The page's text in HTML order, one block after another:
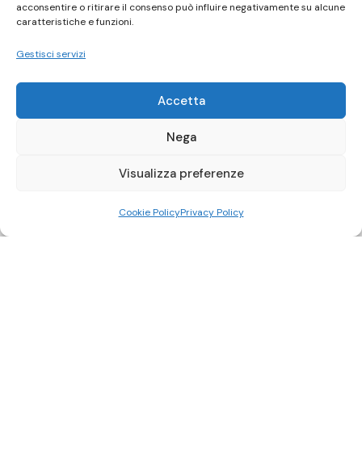
acconsentire o ritirare il consenso può influire negativamente su alcune
caratteristiche e funzioni.
Gestisci servizi
Accetta
Nega
Visualizza preferenze
Cookie PolicyPrivacy Policy